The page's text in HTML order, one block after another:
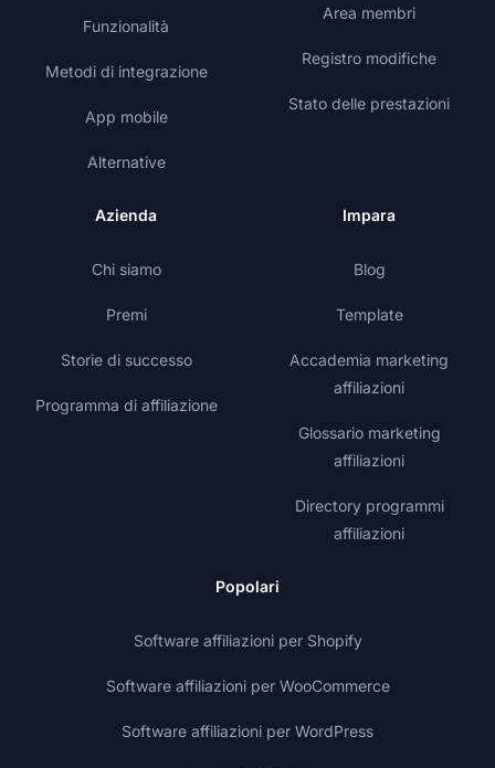
Funzionalità
Metodi di integrazione
App mobile
Alternative
Area membri
Registro modifiche
Stato delle prestazioni
Azienda
Chi siamo
Premi
Storie di successo
Programma di affiliazione
Impara
Blog
Template
Accademia marketing
affiliazioni
Glossario marketing
affiliazioni
Directory programmi
affiliazioni
Popolari
Software affiliazioni per Shopify
Software affiliazioni per WooCommerce
Software affiliazioni per WordPress